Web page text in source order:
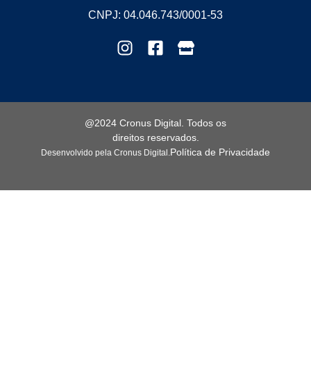
CNPJ: 04.046.743/0001-53
Desenvolvido pela Cronus Digital. Política de Privacidade
@2024 Cronus Digital. Todos os
direitos reservados.